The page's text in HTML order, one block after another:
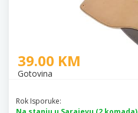
39.00 KM
Gotovina
Rok Isporuke: